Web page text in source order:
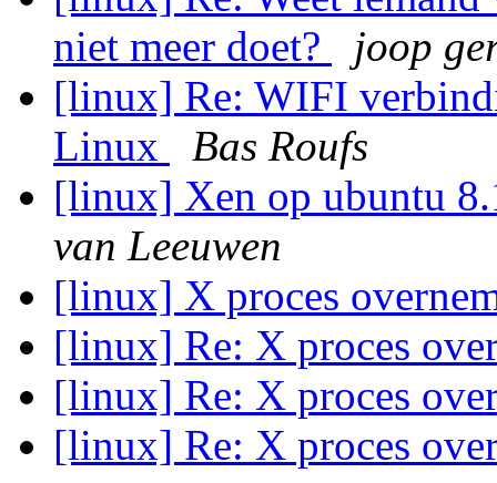
niet meer doet?
joop
[linux] Re: WIFI
Linux
Bas Roufs
[linux] Xen op ubuntu
van Leeuwen
[linux] X proces
[linux] Re: X proces
[linux] Re: X proces
[linux] Re: X proces